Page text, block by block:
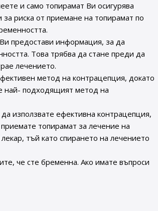
и само топирамат Ви осигурява
риска от приемане на топирамат по
предостави информация, за да
Това трябва да стане преди да
лечението.
метод на контрацепция, докато
най- подходящият метод на
използвате ефективна контрацепция,
топирамат за лечение на
тъй като спирането на лечението
че сте бременна. Ако имате въпроси